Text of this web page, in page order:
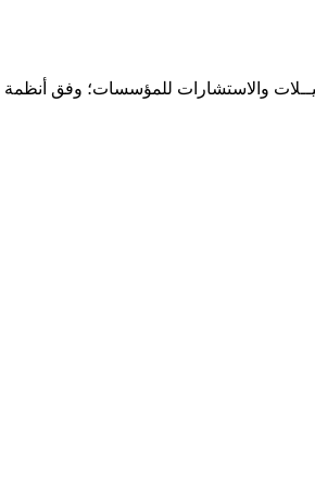
والاستشارات للمؤسسات؛ وفق